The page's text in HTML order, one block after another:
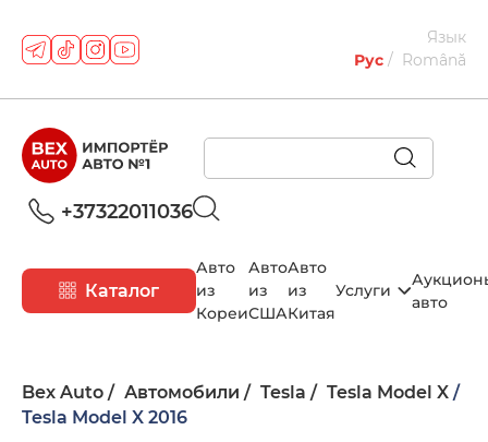
Язык
Рус
Română
+37322011036
Каталог
Авто
из
Кореи
Авто
из
США
Авто
из
Китая
Услуги
авто
Bex Auto Автомобили Tesla
Tesla Model X
Tesla Model X 2016